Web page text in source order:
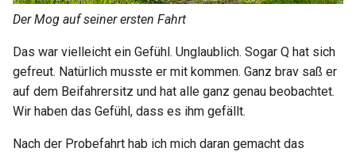
Der Mog auf seiner ersten Fahrt
Das war vielleicht ein Gefühl. Unglaublich. Sogar Q hat sich
gefreut. Natürlich musste er mit kommen. Ganz brav saß er
auf dem Beifahrersitz und hat alle ganz genau beobachtet.
Wir haben das Gefühl, dass es ihm gefällt.
Nach der Probefahrt hab ich mich daran gemacht das